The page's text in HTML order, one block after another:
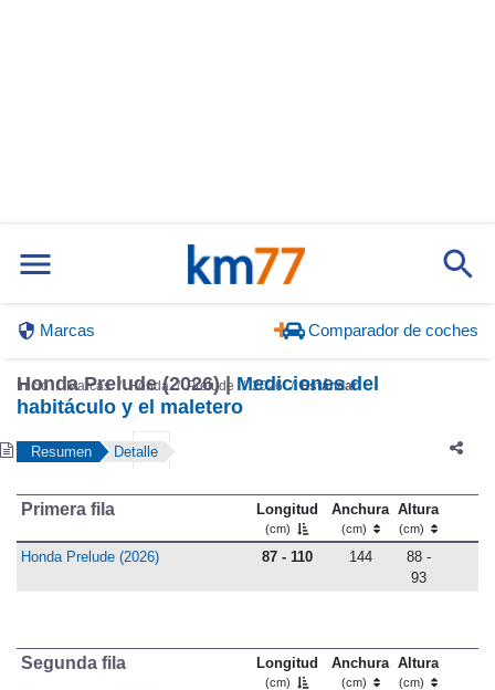
Marcas Comparador de coches
Inicio Marcas Honda Prelude 2026 Estándar
Honda Prelude (2026) | Mediciones del
habitáculo y el maletero
Resumen Detalle
Primera fila Longitud
(cm)
Anchura
(cm)
Altura
(cm)
Honda Prelude (2026) 87 - 110 144
88 -
93
Segunda fila Longitud
(cm)
Anchura
(cm)
Altura
(cm)